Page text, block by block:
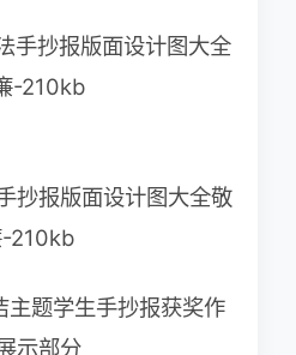
抄报版面设计图大全敬
-210kb